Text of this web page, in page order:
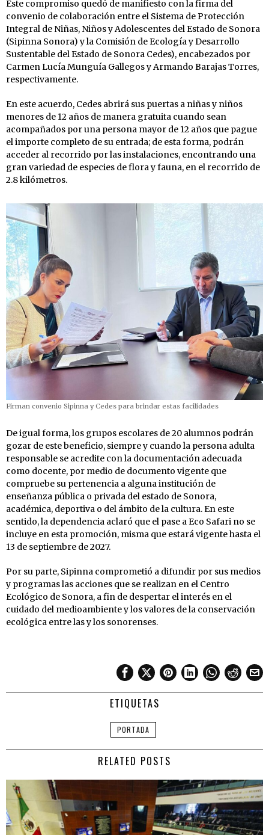
Este compromiso quedó de manifiesto con la firma del
convenio de colaboración entre el Sistema de Protección
Integral de Niñas, Niños y Adolescentes del Estado de Sonora
(Sipinna Sonora) y la Comisión de Ecología y Desarrollo
Sustentable del Estado de Sonora Cedes), encabezados por
Carmen Lucía Munguía Gallegos y Armando Barajas Torres,
respectivamente.
En este acuerdo, Cedes abrirá sus puertas a niñas y niños
menores de 12 años de manera gratuita cuando sean
acompañados por una persona mayor de 12 años que pague
el importe completo de su entrada; de esta forma, podrán
acceder al recorrido por las instalaciones, encontrando una
gran variedad de especies de flora y fauna, en el recorrido de
2.8 kilómetros.
Firman convenio Sipinna y Cedes para brindar estas facilidades
De igual forma, los grupos escolares de 20 alumnos podrán
gozar de este beneficio, siempre y cuando la persona adulta
responsable se acredite con la documentación adecuada
como docente, por medio de documento vigente que
compruebe su pertenencia a alguna institución de
enseñanza pública o privada del estado de Sonora,
académica, deportiva o del ámbito de la cultura. En este
sentido, la dependencia aclaró que el pase a Eco Safari no se
incluye en esta promoción, misma que estará vigente hasta el
13 de septiembre de 2027.
Por su parte, Sipinna comprometió a difundir por sus medios
y programas las acciones que se realizan en el Centro
Ecológico de Sonora, a fin de despertar el interés en el
cuidado del medioambiente y los valores de la conservación
ecológica entre las y los sonorenses.
ETIQUETAS
PORTADA
RELATED POSTS